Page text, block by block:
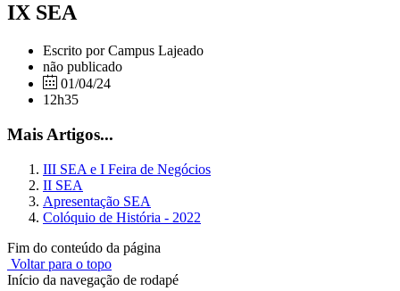
IX SEA
Escrito por Campus Lajeado
não publicado
01/04/24
12h35
Mais Artigos...
III SEA e I Feira de Negócios
II SEA
Apresentação SEA
Colóquio de História - 2022
Fim do conteúdo da página
Voltar para o topo
Início da navegação de rodapé